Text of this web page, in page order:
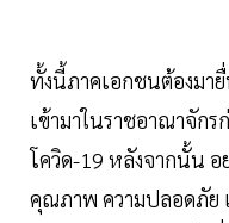
ทั้งนี้ภาคเอกชนต้องมา
เข้ามาในราชอาณาจัก
โควิด-19 หลังจากนั้น อ
คุณภาพ ความปลอดภัย